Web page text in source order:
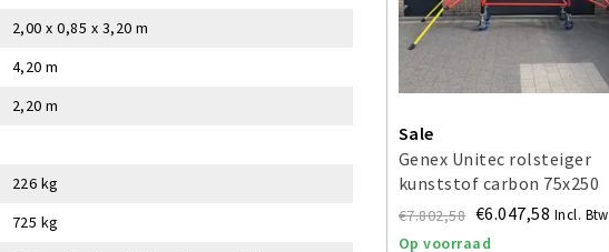
2,00 x 0,85 x 3,20 m
4,20 m
2,20 m
226 kg
725 kg
Sale
Genex Unitec rolsteiger
kunststof carbon 75x250
werkhoogte 4 m
€7.802,58 €6.047,58 Incl. Btw
Op voorraad